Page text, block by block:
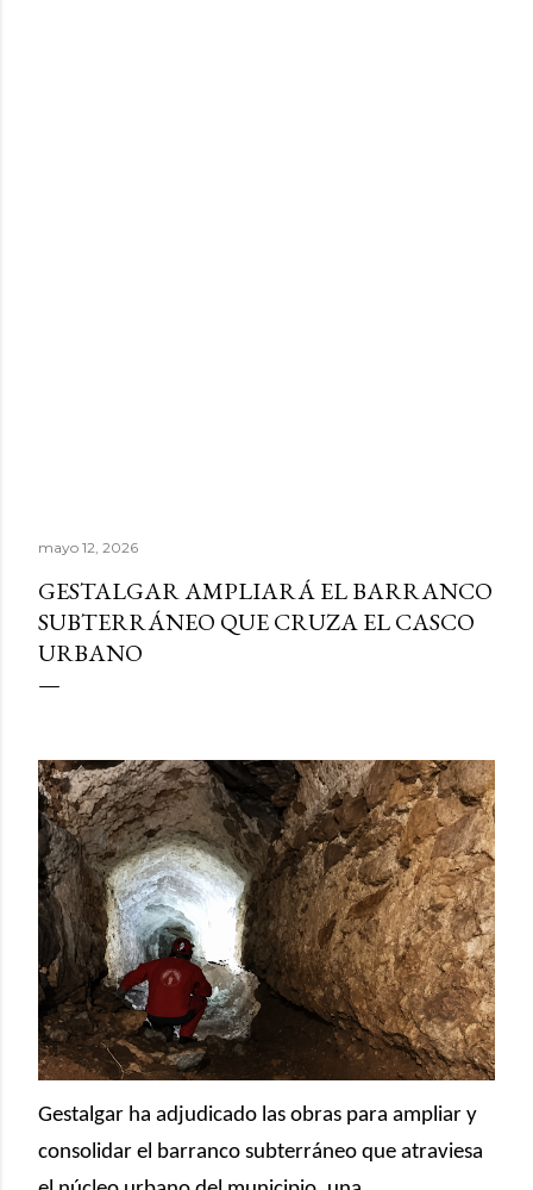
mayo 12, 2026
GESTALGAR AMPLIARÁ EL BARRANCO
SUBTERRÁNEO QUE CRUZA EL CASCO
URBANO
Gestalgar ha adjudicado las obras para ampliar y
consolidar el barranco subterráneo que atraviesa